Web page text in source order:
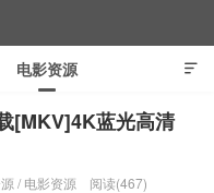

电影资源
[MKV]4K蓝光高清
/ 电影资源 阅读(467)